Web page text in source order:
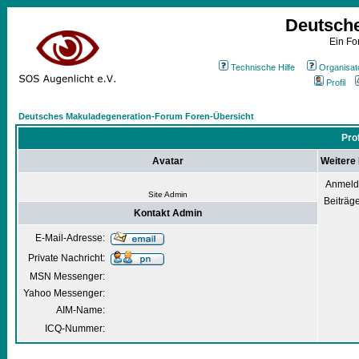
Ein
Technische Hilfe
Profil
Deutsches Makuladegeneration-Forum Foren-Übersicht
Avatar Weitere
Site Admin
Kontakt Admin
E-Mail-Adresse:
Private Nachricht:
MSN Messenger:
Yahoo Messenger:
AIM-Name:
ICQ-Nummer: